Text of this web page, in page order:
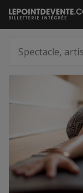
Passer
au
artiste,
lieu...